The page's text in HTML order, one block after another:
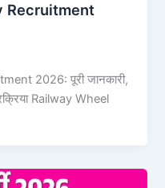
Recruitment
2026: पूरी जानकारी,
Railway Wheel